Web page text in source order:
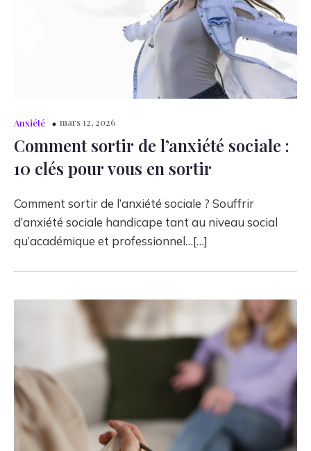
Anxiété mars 12, 2026
Comment sortir de l’anxiété sociale :
10 clés pour vous en sortir
Comment sortir de l’anxiété sociale ? Souffrir
d’anxiété sociale handicape tant au niveau social
qu’académique et professionnel…[…]